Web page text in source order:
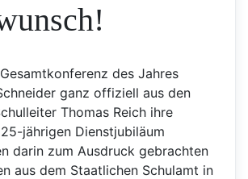
des Jahres
ganz offiziell aus den
Thomas Reich ihre
jährigen Dienstjubiläum
darin zum Ausdruck gebrachten
aus dem Staatlichen Schulamt in